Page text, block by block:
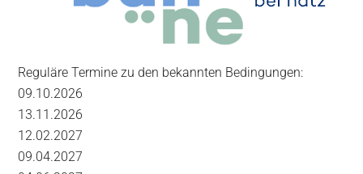
Reguläre Termine zu den bekannten Bedingungen:
09.10.2026
13.11.2026
12.02.2027
09.04.2027